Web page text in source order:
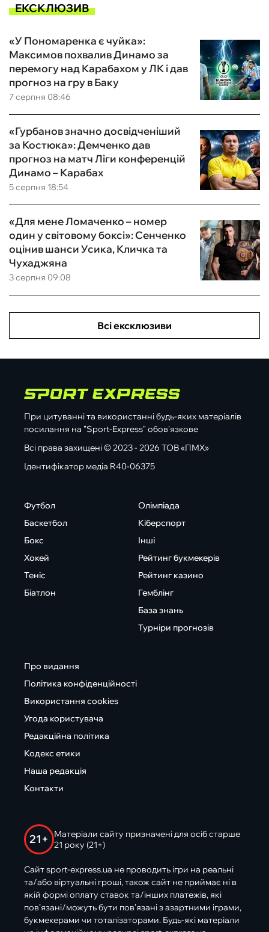
ЕКСКЛЮЗИВ
7 серпня 08:46
«У Пономаренка є чуйка»:
Максимов похвалив Динамо за
перемогу над Карабахом у ЛК і дав
прогноз на гру в Баку
5 серпня 18:54
«Гурбанов значно досвідченіший
за Костюка»: Демченко дав
прогноз на матч Ліги конференцій
Динамо – Карабах
3 серпня 09:08
«Для мене Ломаченко – номер
один у світовому боксі»: Сенченко
оцінив шанси Усика, Кличка та
Чухаджяна
Всі ексклюзиви
При цитуванні та використанні будь-яких матеріалів
посилання на "Sport-Express" обов'язкове
Всі права захищені © 2023 - 2026 ТОВ «ПМХ»
Ідентифікатор медіа R40-06375
Футбол
Баскетбол
Бокс
Хокей
Теніс
Біатлон
Олімпіада
Кіберспорт
Інші
Рейтинг букмекерів
Рейтинг казино
Гемблінг
База знань
Турніри прогнозів
Про видання
Політика конфіденційності
Використання cookies
Угода користувача
Редакційна політика
Кодекс етики
Наша редакція
Контакти
21+
Матеріали сайту призначені для осіб старше
21 року (21+)
Сайт sport-express.ua не проводить ігри на реальні
та/або віртуальні гроші, також сайт не приймає ні в
якій формі оплату ставок та/інших платежів, які
пов’язані/можуть бути пов’язані з азартними іграми,
букмекерами чи тоталізаторами. Будь-які матеріали